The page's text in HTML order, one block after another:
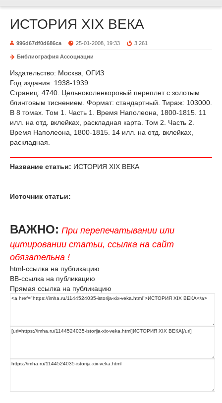
ИСТОРИЯ XIX ВЕКА
996d67df0d686ca 25-01-2008, 19:33 3 261
Библиография Ассоциации
Издательство: Москва, ОГИЗ
Год издания: 1938-1939
Страниц: 4740. Цельноколенкоровый переплет с золотым
блинтовым тиснением. Формат: стандартный. Тираж: 103000.
В 8 томах. Том 1. Часть 1. Время Наполеона, 1800-1815. 11
илл. на отд. вклейках, раскладная карта. Том 2. Часть 2.
Время Наполеона, 1800-1815. 14 илл. на отд. вклейках,
раскладная.
Название статьи: ИСТОРИЯ XIX ВЕКА
Источник статьи:
ВАЖНО: При перепечатывании или
цитировании статьи, ссылка на сайт
обязательна !
html-ссылка на публикацию
BB-ссылка на публикацию
Прямая ссылка на публикацию